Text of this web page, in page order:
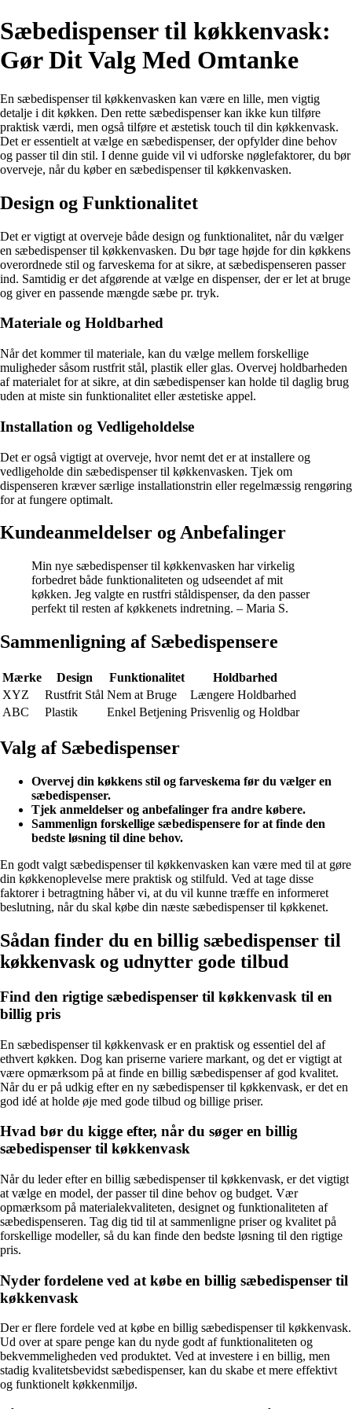
Sæbedispenser til køkkenvask:
Gør Dit Valg Med Omtanke
En sæbedispenser til køkkenvasken kan være en lille, men vigtig
detalje i dit køkken. Den rette sæbedispenser kan ikke kun tilføre
praktisk værdi, men også tilføre et æstetisk touch til din køkkenvask.
Det er essentielt at vælge en sæbedispenser, der opfylder dine behov
og passer til din stil. I denne guide vil vi udforske nøglefaktorer, du bør
overveje, når du køber en sæbedispenser til køkkenvasken.
Design og Funktionalitet
Det er vigtigt at overveje både design og funktionalitet, når du vælger
en sæbedispenser til køkkenvasken. Du bør tage højde for din køkkens
overordnede stil og farveskema for at sikre, at sæbedispenseren passer
ind. Samtidig er det afgørende at vælge en dispenser, der er let at bruge
og giver en passende mængde sæbe pr. tryk.
Materiale og Holdbarhed
Når det kommer til materiale, kan du vælge mellem forskellige
muligheder såsom rustfrit stål, plastik eller glas. Overvej holdbarheden
af materialet for at sikre, at din sæbedispenser kan holde til daglig brug
uden at miste sin funktionalitet eller æstetiske appel.
Installation og Vedligeholdelse
Det er også vigtigt at overveje, hvor nemt det er at installere og
vedligeholde din sæbedispenser til køkkenvasken. Tjek om
dispenseren kræver særlige installationstrin eller regelmæssig rengøring
for at fungere optimalt.
Kundeanmeldelser og Anbefalinger
Min nye sæbedispenser til køkkenvasken har virkelig
forbedret både funktionaliteten og udseendet af mit
køkken. Jeg valgte en rustfri ståldispenser, da den passer
perfekt til resten af køkkenets indretning. – Maria S.
Sammenligning af Sæbedispensere
Mærke Design Funktionalitet
Holdbarhed
XYZ
Rustfrit Stål Nem at Bruge
Længere Holdbarhed
ABC
Plastik Enkel Betjening Prisvenlig og Holdbar
Valg af Sæbedispenser
Overvej din køkkens stil og farveskema før du vælger en
sæbedispenser.
Tjek anmeldelser og anbefalinger fra andre købere.
Sammenlign forskellige sæbedispensere for at finde den
bedste løsning til dine behov.
En godt valgt sæbedispenser til køkkenvasken kan være med til at gøre
din køkkenoplevelse mere praktisk og stilfuld. Ved at tage disse
faktorer i betragtning håber vi, at du vil kunne træffe en informeret
beslutning, når du skal købe din næste sæbedispenser til køkkenet.
Sådan finder du en billig sæbedispenser til
køkkenvask og udnytter gode tilbud
Find den rigtige sæbedispenser til køkkenvask til en
billig pris
En sæbedispenser til køkkenvask er en praktisk og essentiel del af
ethvert køkken. Dog kan priserne variere markant, og det er vigtigt at
være opmærksom på at finde en billig sæbedispenser af god kvalitet.
Når du er på udkig efter en ny sæbedispenser til køkkenvask, er det en
god idé at holde øje med gode tilbud og billige priser.
Hvad bør du kigge efter, når du søger en billig
sæbedispenser til køkkenvask
Når du leder efter en billig sæbedispenser til køkkenvask, er det vigtigt
at vælge en model, der passer til dine behov og budget. Vær
opmærksom på materialekvaliteten, designet og funktionaliteten af
sæbedispenseren. Tag dig tid til at sammenligne priser og kvalitet på
forskellige modeller, så du kan finde den bedste løsning til den rigtige
pris.
Nyder fordelene ved at købe en billig sæbedispenser til
køkkenvask
Der er flere fordele ved at købe en billig sæbedispenser til køkkenvask.
Ud over at spare penge kan du nyde godt af funktionaliteten og
bekvemmeligheden ved produktet. Ved at investere i en billig, men
stadig kvalitetsbevidst sæbedispenser, kan du skabe et mere effektivt
og funktionelt køkkenmiljø.